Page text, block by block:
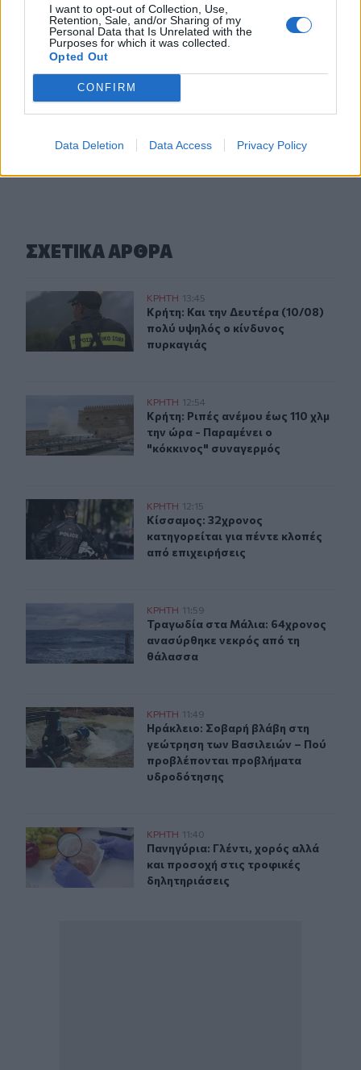
I want to opt-out of Collection, Use,
Retention, Sale, and/or Sharing of my
Personal Data that Is Unrelated with the
Purposes for which it was collected.
Opted Out
CONFIRM
Data Deletion Data Access Privacy Policy
Σορός 57χρονης στον Λυκαβηττό: Τι εξετάζουν οι αρχές
για τη μοιραία πτώση
Ηράκλειο: Σοβαρή βλάβη στη γεώτρηση των Βασιλειών –
Πού προβλέπονται προβλήματα υδροδότησης
ΠΕΡΙΣΣΟΤΕΡΑ
ΣΧΕΤΙΚA AΡΘΡΑ
Κρήτη: Και την Δευτέρα (10/08) πολύ υψηλός ο
ΚΡΗΤΗ 13:45
Κρήτη: Και την Δευτέρα (10/08)
Κρήτη: Και την Δευτέρα (10/08)
πολύ υψηλός ο κίνδυνος
πυρκαγιάς
Κρήτη: Ριπές ανέμου έως 110 χλμ την ώρα - Παραμένει
ΚΡΗΤΗ 12:54
Κρήτη: Ριπές ανέμου έως 110 χλμ
Κρήτη: Ριπές ανέμου έως 110 χλμ
την ώρα - Παραμένει ο
"κόκκινος" συναγερμός
Κίσσαμος: 32χρονος κατηγορείται για πέντε κλοπές
ΚΡΗΤΗ 12:15
Κίσσαμος: 32χρονος κατηγορείται
Κίσσαμος: 32χρονος
κατηγορείται για πέντε κλοπές
από επιχειρήσεις
Τραγωδία στα Μάλια: 64χρονος ανασύρθηκε νεκρός
ΚΡΗΤΗ 11:59
Τραγωδία στα Μάλια: 64χρονος
Τραγωδία στα Μάλια: 64χρονος
ανασύρθηκε νεκρός από τη
θάλασσα
Ηράκλειο: Σοβαρή βλάβη στη γεώτρηση των
ΚΡΗΤΗ 11:49
Ηράκλειο: Σοβαρή βλάβη στη
Ηράκλειο: Σοβαρή βλάβη στη
γεώτρηση των Βασιλειών – Πού
προβλέπονται προβλήματα
υδροδότησης
Πανηγύρια: Γλέντι, χορός αλλά και προσοχή στις
ΚΡΗΤΗ 11:40
Πανηγύρια: Γλέντι, χορός αλλά
Πανηγύρια: Γλέντι, χορός αλλά
και προσοχή στις τροφικές
δηλητηριάσεις